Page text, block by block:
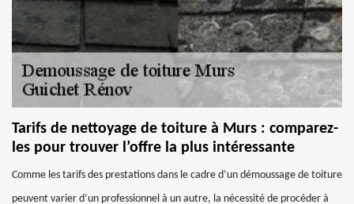
Tarifs de nettoyage de toiture à Murs : comparez-
les pour trouver l’offre la plus intéressante
Comme les tarifs des prestations dans le cadre d’un démoussage de toiture
peuvent varier d’un professionnel à un autre, la nécessité de procéder à